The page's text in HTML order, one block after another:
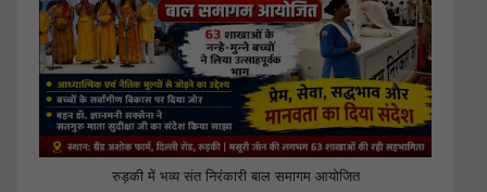
रुड़की में भव्य संत निरंकारी बाल समागम आयोजित